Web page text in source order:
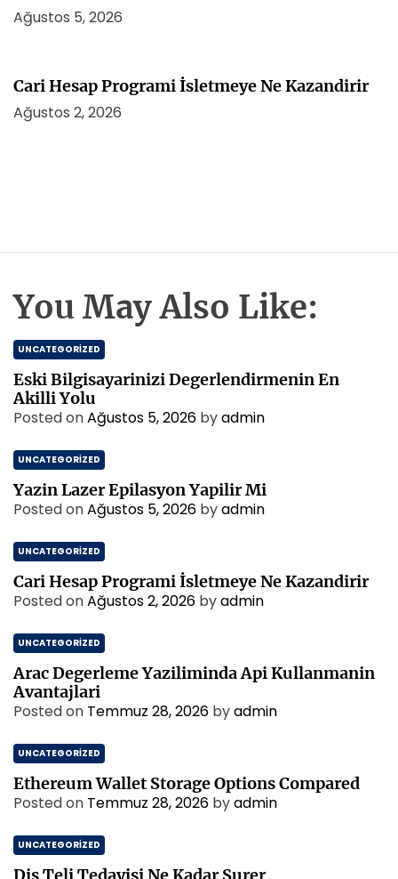
Ağustos 5, 2026
Cari Hesap Programi İsletmeye Ne Kazandirir
Ağustos 2, 2026
You May Also Like:
UNCATEGORIZED
Eski Bilgisayarinizi Degerlendirmenin En
Akilli Yolu
Posted onAğustos 5, 2026 byadmin
UNCATEGORIZED
Yazin Lazer Epilasyon Yapilir Mi
Posted onAğustos 5, 2026 byadmin
UNCATEGORIZED
Cari Hesap Programi İsletmeye Ne Kazandirir
Posted onAğustos 2, 2026 byadmin
UNCATEGORIZED
Arac Degerleme Yaziliminda Api Kullanmanin
Avantajlari
Posted on Temmuz 28, 2026 byadmin
UNCATEGORIZED
Ethereum Wallet Storage Options Compared
Posted on Temmuz 28, 2026 byadmin
UNCATEGORIZED